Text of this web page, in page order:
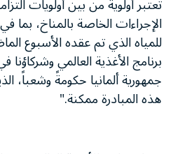
الإجراءات الخاصة بالمناخ، بما
للمياه الذي تم عقده الأسبوع
برنامج الأغذية العالمي
جمهورية ألمانيا حكومةً وشعباً،
هذه المبادرة ممكنة."